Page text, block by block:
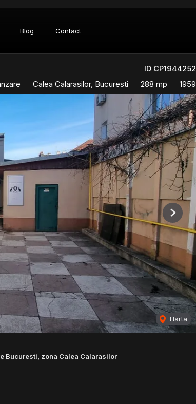
Blog Contact
ID CP1944252
Calea Calarasilor, Bucuresti 288 mp 1959
Harta
Next
Bucuresti, zona Calea Calarasilor